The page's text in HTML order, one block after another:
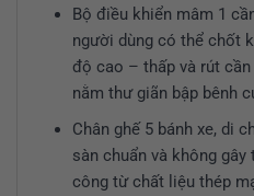
Bộ điều khiển mâm 1
người dùng có thể chốt
độ cao – thấp và rút
nằm thư giãn bập bênh
Chân ghế 5 bánh xe, di
sàn chuẩn và không
công từ chất liệu thép